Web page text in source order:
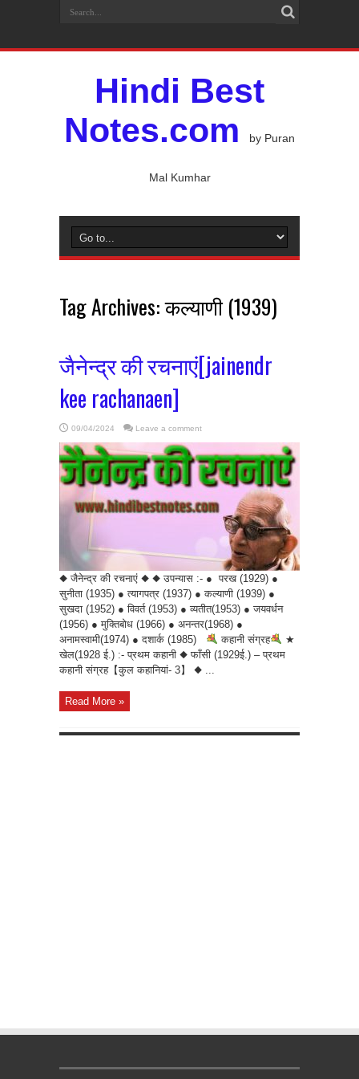
Hindi Best
Notes.com
by Puran
Mal Kumhar
Tag Archives:कल्याणी (1939)
जैनेन्द्र की रचनाएं[jainendr
kee rachanaen]
09/04/2024 Leave a comment
◆ जैनेन्द्र की रचनाएं ◆ ◆ उपन्यास :- ● परख (1929) ●
सुनीता (1935) ● त्यागपत्र (1937) ● कल्याणी (1939) ●
सुखदा (1952) ● विवर्त (1953) ● व्यतीत(1953) ● जयवर्धन
(1956) ● मुक्तिबोध (1966) ● अनन्तर(1968) ●
अनामस्वामी(1974) ● दशार्क (1985)
कहानी संग्रह
★
खेल(1928 ई.) :- प्रथम कहानी ◆ फाँसी (1929ई.) – प्रथम
कहानी संग्रह【कुल कहानियां- 3】 ◆ ...
Read More »